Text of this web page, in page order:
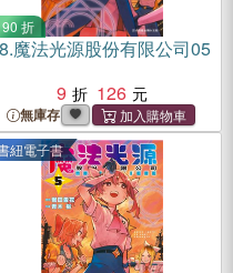
90 折
魔法光源股份有限公司05
9
126
無庫存
紐電子書